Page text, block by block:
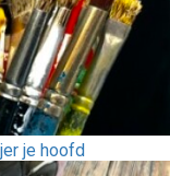
je hoofd